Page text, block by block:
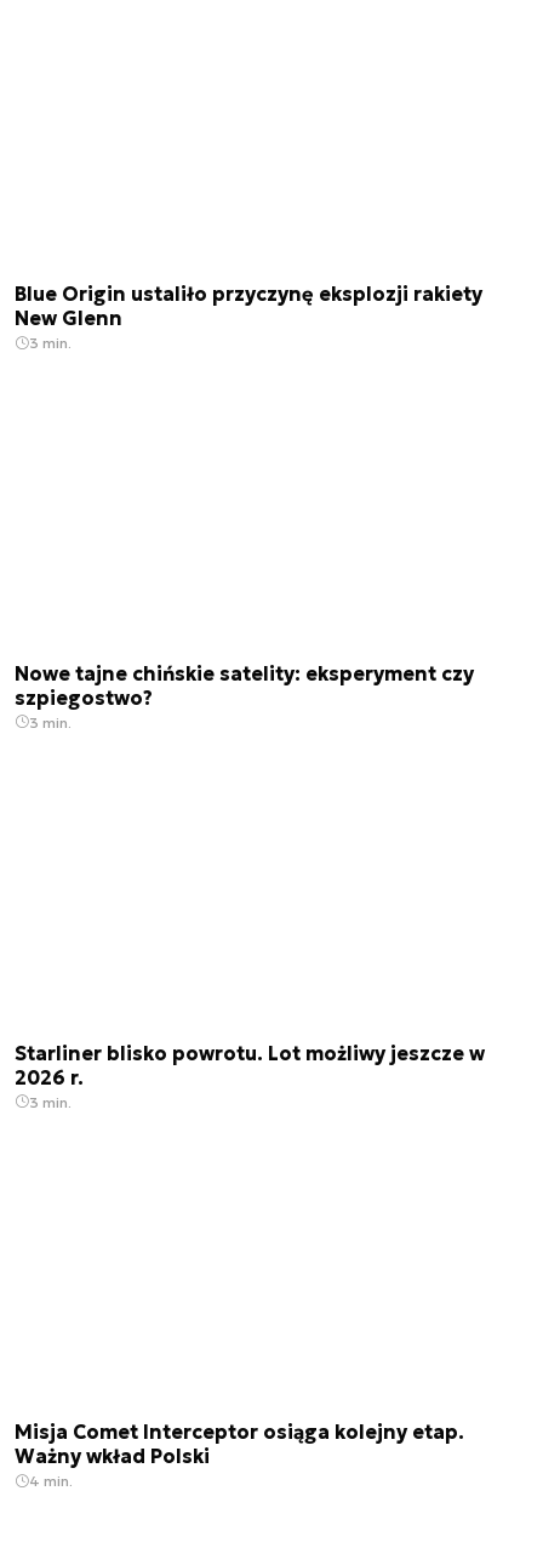
Blue Origin ustaliło przyczynę eksplozji rakiety
New Glenn
3 min.
Nowe tajne chińskie satelity: eksperyment czy
szpiegostwo?
3 min.
Starliner blisko powrotu. Lot możliwy jeszcze w
2026 r.
3 min.
Misja Comet Interceptor osiąga kolejny etap.
Ważny wkład Polski
4 min.